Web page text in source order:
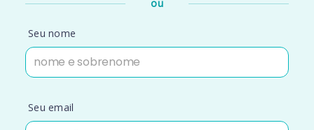
ou
Seu nome
Seu email